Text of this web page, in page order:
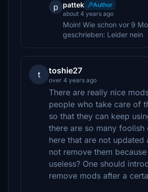
p pattek
Author
about 4 years ago
Moin! Wie schon vor 9
geschrieben: Leider nein
t toshie27
over 4 years ago
There are really nice
people who take care of
so that they can keep
there are so many foolish
here that are not updated
not remove them
useless? One should
remove mods after a